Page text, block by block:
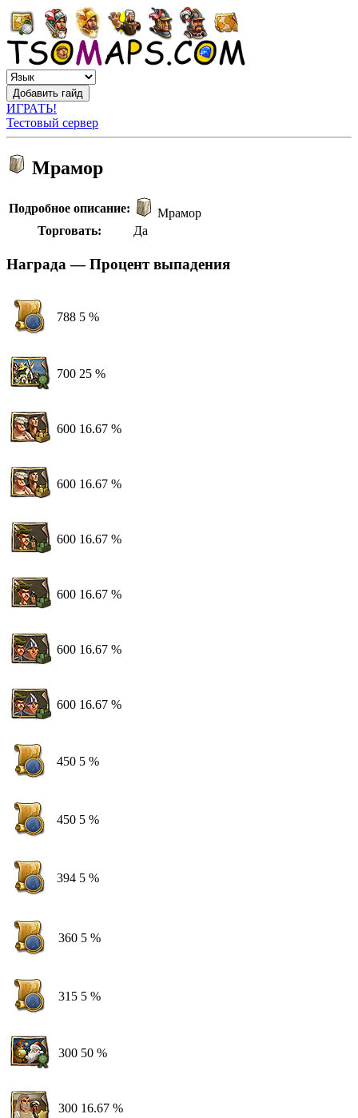
ИГРАТЬ!
Тестовый сервер
Мрамор
Подробное описание:
Мрамор
Торговать:
Да
Награда — Процент выпадения
788 5 %
700 25 %
600 16.67 %
600 16.67 %
600 16.67 %
600 16.67 %
600 16.67 %
600 16.67 %
450 5 %
450 5 %
394 5 %
360 5 %
315 5 %
300 50 %
300 16.67 %